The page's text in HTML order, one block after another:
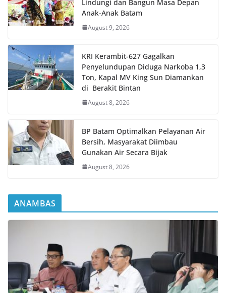
Lindungi dan Bangun Masa Depan
Anak-Anak Batam
August 9, 2026
KRI Kerambit-627 Gagalkan
Penyelundupan Diduga Narkoba 1,3
Ton, Kapal MV King Sun Diamankan
di Berakit Bintan
August 8, 2026
BP Batam Optimalkan Pelayanan Air
Bersih, Masyarakat Diimbau
Gunakan Air Secara Bijak
August 8, 2026
ANAMBAS